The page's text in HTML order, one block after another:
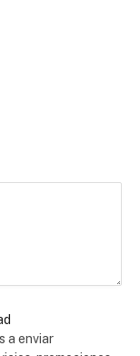
a enviar